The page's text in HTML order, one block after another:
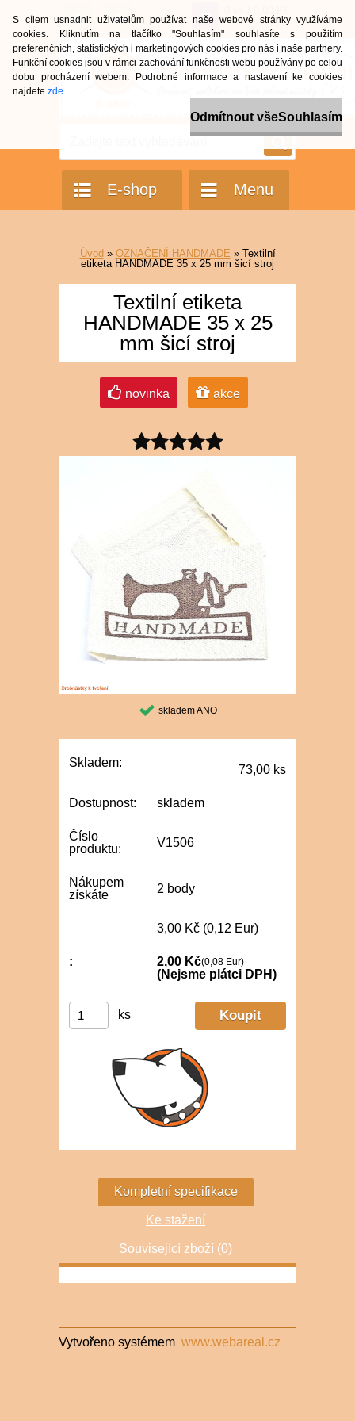
S cílem usnadnit uživatelům používat naše webové stránky využíváme
cookies. Kliknutím na tlačítko "Souhlasím" souhlasíte s použitím
preferenčních, statistických i marketingových cookies pro nás i naše partnery.
Funkční cookies jsou v rámci zachování funkčnosti webu používány po celou
dobu procházení webem. Podrobné informace a nastavení ke cookies
najdete zde.
Odmítnout všeSouhlasím
(0,00 Eur)
E-shop Menu
Úvod » OZNAČENÍ HANDMADE » Textilní
etiketa HANDMADE 35 x 25 mm šicí stroj
Textilní etiketa
HANDMADE 35 x 25
mm šicí stroj
novinka akce
skladem ANO
Skladem:
73,00 ks
Dostupnost: skladem
Číslo
produktu:
V1506
Nákupem
získáte
2 body
3,00 Kč(0,12 Eur)
: 2,00 Kč(0,08 Eur)
(Nejsme plátci DPH)
ks
Kompletní specifikace
Ke stažení
Související zboží (0)
Vytvořeno systémem www.webareal.cz